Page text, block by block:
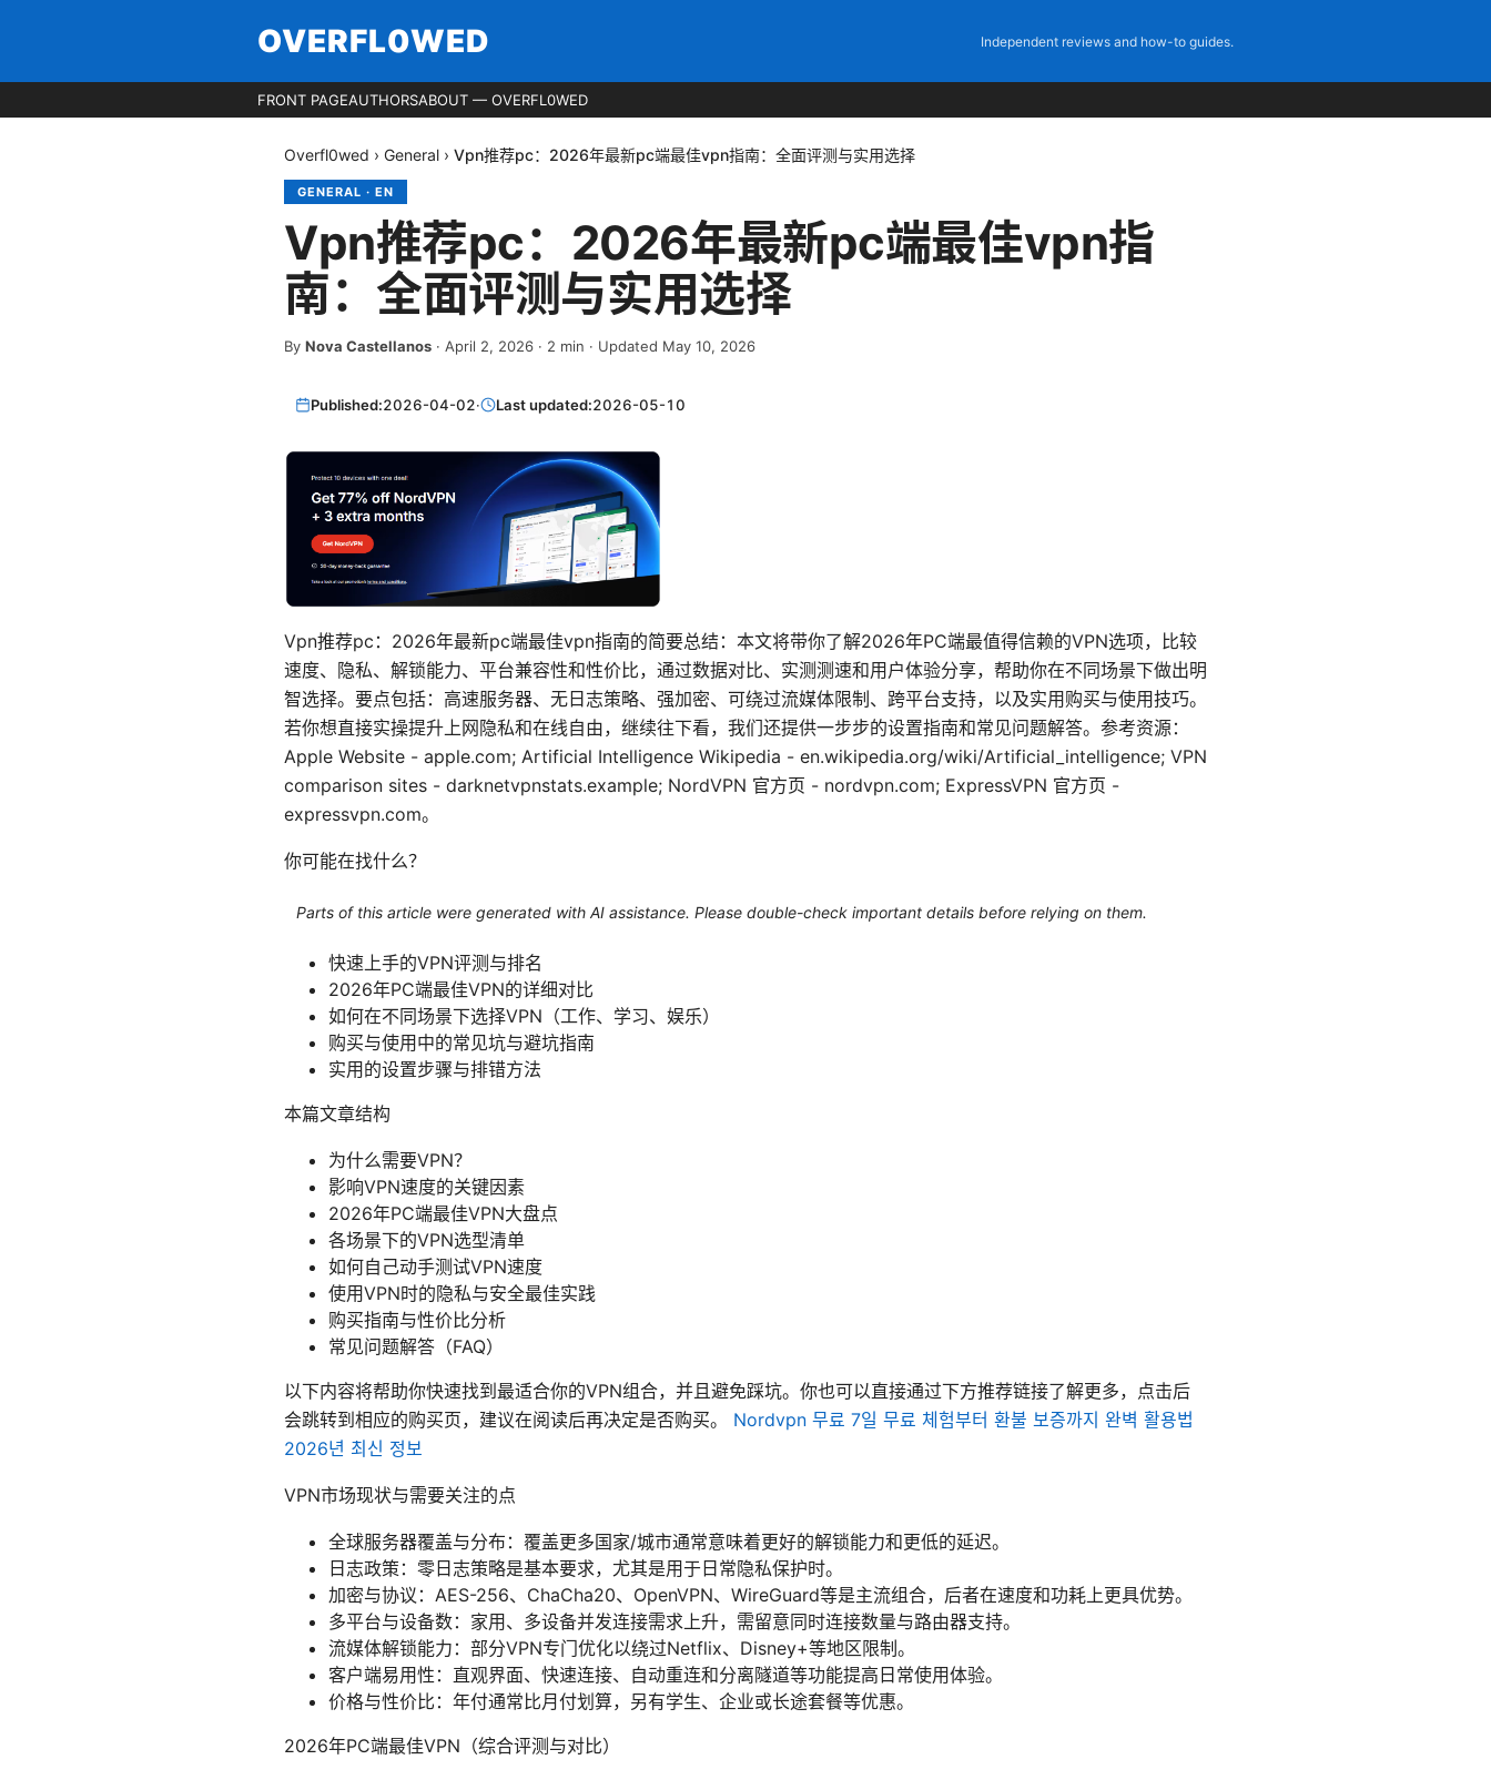
OVERFL0WED Independent reviews and how-to guides.
FRONT PAGEAUTHORSABOUT — OVERFL0WED
Overfl0wed › General › Vpn推荐pc：2026年最新pc端最佳vpn指南：全面评测与实用选择
GENERAL · EN
Vpn推荐pc：2026年最新pc端最佳vpn指
南：全面评测与实用选择
By Nova Castellanos · April 2, 2026 · 2 min · Updated May 10, 2026
Published:2026-04-02· Last updated:2026-05-10
Vpn推荐pc：2026年最新pc端最佳vpn指南的简要总结：本文将带你了解2026年PC端最值得信赖的VPN选项，比较
速度、隐私、解锁能力、平台兼容性和性价比，通过数据对比、实测测速和用户体验分享，帮助你在不同场景下做出明
智选择。要点包括：高速服务器、无日志策略、强加密、可绕过流媒体限制、跨平台支持，以及实用购买与使用技巧。
若你想直接实操提升上网隐私和在线自由，继续往下看，我们还提供一步步的设置指南和常见问题解答。参考资源：
Apple Website - apple.com; Artificial Intelligence Wikipedia - en.wikipedia.org/wiki/Artificial_intelligence; VPN
comparison sites - darknetvpnstats.example; NordVPN 官方页 - nordvpn.com; ExpressVPN 官方页 -
expressvpn.com。
你可能在找什么？
Parts of this article were generated with AI assistance. Please double-check important details before relying on them.
快速上手的VPN评测与排名
2026年PC端最佳VPN的详细对比
如何在不同场景下选择VPN（工作、学习、娱乐）
购买与使用中的常见坑与避坑指南
实用的设置步骤与排错方法
本篇文章结构
为什么需要VPN？
影响VPN速度的关键因素
2026年PC端最佳VPN大盘点
各场景下的VPN选型清单
如何自己动手测试VPN速度
使用VPN时的隐私与安全最佳实践
购买指南与性价比分析
常见问题解答（FAQ）
以下内容将帮助你快速找到最适合你的VPN组合，并且避免踩坑。你也可以直接通过下方推荐链接了解更多，点击后
会跳转到相应的购买页，建议在阅读后再决定是否购买。 Nordvpn 무료 7일 무료 체험부터 환불 보증까지 완벽 활용법
2026년 최신 정보
VPN市场现状与需要关注的点
全球服务器覆盖与分布：覆盖更多国家/城市通常意味着更好的解锁能力和更低的延迟。
日志政策：零日志策略是基本要求，尤其是用于日常隐私保护时。
加密与协议：AES-256、ChaCha20、OpenVPN、WireGuard等是主流组合，后者在速度和功耗上更具优势。
多平台与设备数：家用、多设备并发连接需求上升，需留意同时连接数量与路由器支持。
流媒体解锁能力：部分VPN专门优化以绕过Netflix、Disney+等地区限制。
客户端易用性：直观界面、快速连接、自动重连和分离隧道等功能提高日常使用体验。
价格与性价比：年付通常比月付划算，另有学生、企业或长途套餐等优惠。
2026年PC端最佳VPN（综合评测与对比）